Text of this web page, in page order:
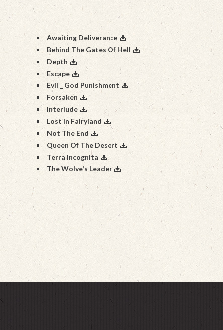
Awaiting Deliverance
Behind The Gates Of Hell
Depth
Escape
Evil _ God Punishment
Forsaken
Interlude
Lost In Fairyland
Not The End
Queen Of The Desert
Terra Incognita
The Wolve's Leader